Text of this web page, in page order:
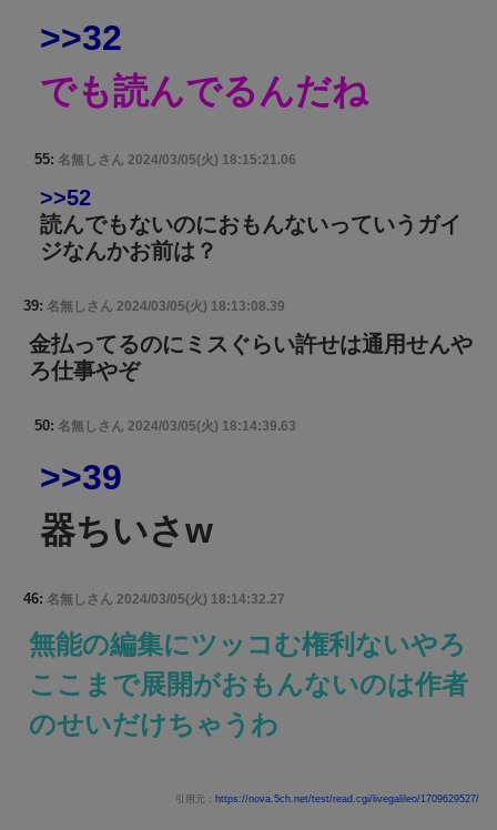
>>32
でも読んでるんだね
55: 名無しさん 2024/03/05(火) 18:15:21.06
>>52
読んでもないのにおもんないっていうガイ
ジなんかお前は？
39: 名無しさん 2024/03/05(火) 18:13:08.39
金払ってるのにミスぐらい許せは通用せんや
ろ仕事やぞ
50: 名無しさん 2024/03/05(火) 18:14:39.63
>>39
器ちいさw
46: 名無しさん 2024/03/05(火) 18:14:32.27
無能の編集にツッコむ権利ないやろ
ここまで展開がおもんないのは作者
のせいだけちゃうわ
引用元： https://nova.5ch.net/test/read.cgi/livegalileo/1709629527/